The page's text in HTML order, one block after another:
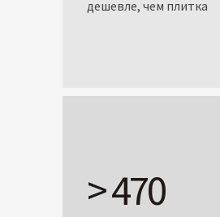
дешевле, чем плитка
> 470